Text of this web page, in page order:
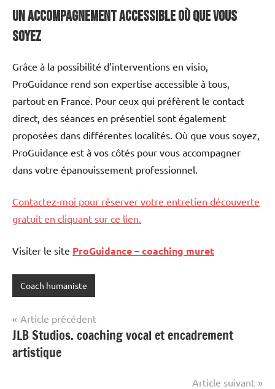
Un accompagnement accessible où que vous
soyez
Grâce à la possibilité d’interventions en visio,
ProGuidance rend son expertise accessible à tous,
partout en France. Pour ceux qui préfèrent le contact
direct, des séances en présentiel sont également
proposées dans différentes localités. Où que vous soyez,
ProGuidance est à vos côtés pour vous accompagner
dans votre épanouissement professionnel.
Contactez-moi pour réserver votre entretien découverte
gratuit en cliquant sur ce lien.
Visiter le site ProGuidance – coaching muret
site
mis
en
Coach humaniste
Navigation
de
l’article
Article précédent
JLB Studios. coaching vocal et encadrement
artistique
Article suivant